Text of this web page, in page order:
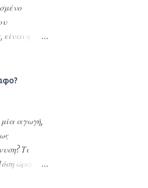
είναι η
της
Με τα
αγωγή,
Τι
ώρα